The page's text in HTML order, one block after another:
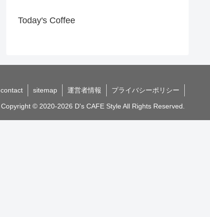
Today's Coffee
contact sitemap 運営者情報 プライバシーポリシー
Copyright © 2020-2026 D's CAFE Style All Rights Reserved.